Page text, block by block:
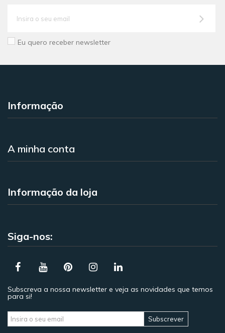
Eu quero receber newsletter
Informação
A minha conta
Informação da loja
Siga-nos:
Subscreva a nossa newsletter e veja as novidades que temos
para si!
Subscrever